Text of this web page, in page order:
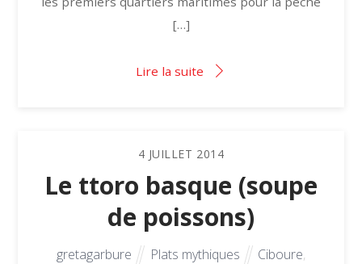
[…]
Lire la suite
4 JUILLET 2014
Le ttoro basque (soupe
de poissons)
gretagarbure Plats mythiques Ciboure,